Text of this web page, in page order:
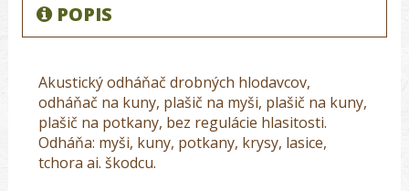
POPIS
Akustický odháňač drobných hlodavcov,
odháňač na kuny, plašič na myši, plašič na kuny,
plašič na potkany, bez regulácie hlasitosti.
Odháňa: myši, kuny, potkany, krysy, lasice,
tchora ai. škodcu.